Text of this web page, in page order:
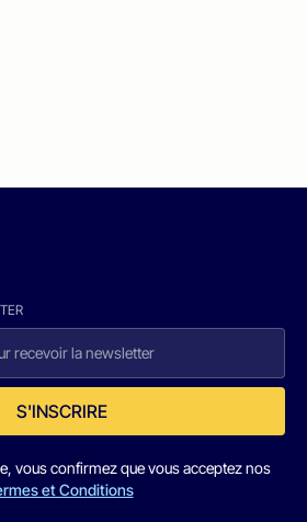
S'INSCRIRE
vous confirmez que vous acceptez nos
et Conditions